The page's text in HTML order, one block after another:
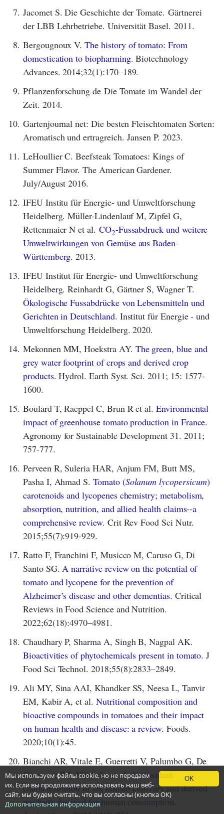
7. Jacomet S. Die Geschichte der Tomate. Gärtnerei
der LBB Lehrbetriebe. Universität Basel. 2011.
8. Bergougnoux V.The history of tomato: From
domestication to biopharming. Biotechnology
Advances. 2014;32(1):170–189.
9. Pflanzenforschung de Die Tomate im Wandel der
Zeit. 2014.
10. Gartenjournal net: Die besten Fleischtomaten Sorten:
Aromatisch und ertragreich. Jansen P. 2023.
11. LeHoullier C. Beefsteak Tomatoes: Kings of
Summer Flavor. The American Gardener.
July/August 2016.
12. IFEU Institu für Energie- und Umweltforschung
Heidelberg. Müller-Lindenlauf M, Zipfel G,
Rettenmaier N et al. CO2-Fussabdruck und weitere
Umweltwirkungen von Gemüse aus Baden-
Württemberg. 2013.
13. IFEU Institut für Energie- und Umweltforschung
Heidelberg. Reinhardt G, Gärtner S, Wagner T.
Ökologische Fussabdrücke von Lebensmitteln und
Gerichten in Deutschland. Institut für Energie - und
Umweltforschung Heidelberg. 2020.
14. Mekonnen MM, Hoekstra AY. The green, blue and
grey water footprint of crops and derived crop
products. Hydrol. Earth Syst. Sci. 2011; 15: 1577-
1600.
15. Boulard T, Raeppel C, Brun R et al.Environmental
impact of greenhouse tomato production in France.
Agronomy for Sustainable Development 31. 2011;
757-777.
16. Perveen R, Suleria HAR, Anjum FM, Butt MS,
Pasha I, Ahmad S.Tomato (Solanum lycopersicum)
carotenoids and lycopenes chemistry; metabolism,
absorption, nutrition, and allied health claims--a
comprehensive review. Crit Rev Food Sci Nutr.
2015;55(7):919-929.
17. Ratto F, Franchini F, Musicco M, Caruso G, Di
Santo SG.A narrative review on the potential of
tomato and lycopene for the prevention of
Alzheimer’s disease and other dementias. Critical
Reviews in Food Science and Nutrition.
2022;62(18):4970–4981.
18. Chaudhary P, Sharma A, Singh B, Nagpal AK.
Bioactivities of phytochemicals present in tomato. J
Food Sci Technol. 2018;55(8):2833–2849.
19. Ali MY, Sina AAI, Khandker SS, Neesa L, Tanvir
EM, Kabir A, et al. Nutritional composition and
bioactive compounds in tomatoes and their impact
on human health and disease: a review. Foods.
2020;10(1):45.
20. Bianchi AR, Vitale E, Guerretti V, Palumbo G, De
Clemente IM, Vitale L, et al.Antioxidant
characterization of six tomato cultivars and derived
products destined for human consumption.
OK
Мы используем файлы cookie, но не передаем
их. Если вы продолжите использовать наш веб-
сайт, мы будем считать, что вы согласны (кнопка ОК)
Дополнительная информация